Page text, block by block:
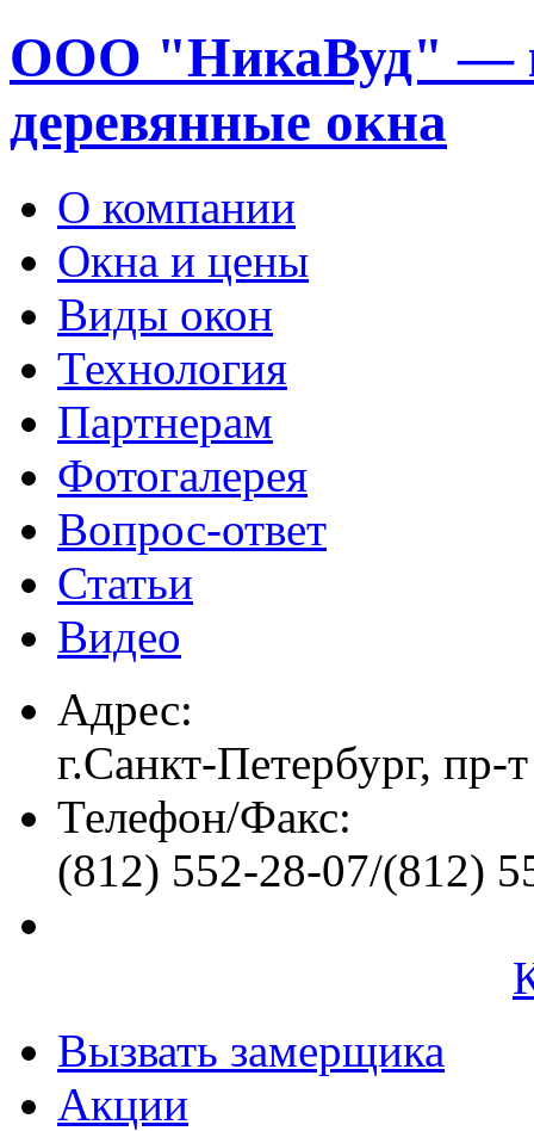
ООО "НикаВуд" —
деревянные окна
О компании
Окна и цены
Виды окон
Технология
Партнерам
Фотогалерея
Вопрос-ответ
Статьи
Видео
Адрес:
г.Санкт-Петербург, пр-
Телефон/Факс:
(812) 552-28-07/(812)
Вызвать замерщика
Акции